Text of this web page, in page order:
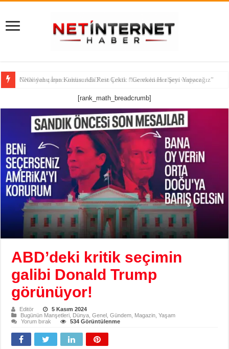
CNN’den çarpıcı iddia: ABD’nin kritik füze stokları alarm veriyor
[rank_math_breadcrumb]
ABD’deki kritik seçimin
galibi Donald Trump
görünüyor!
Editör
5 Kasım 2024
Bugünün Manşetleri Dünya ,Genel ,Gündem Magazin ,Yaşam
Yorum bırak
534 Görüntülenme